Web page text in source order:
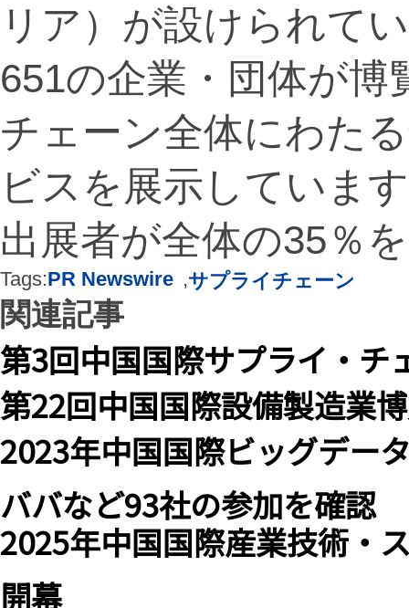
リア）が設けられて
651の企業・団体が
チェーン全体にわた
ビスを展示していま
出展者が全体の35％
Tags:PR Newswire ,サプライチェーン
関連記事
第3回中国国際サプライ・チ
第22回中国国際設備製造業
2023年中国国際ビッグデー
ババなど93社の参加を確認
2025年中国国際産業技術・
開幕